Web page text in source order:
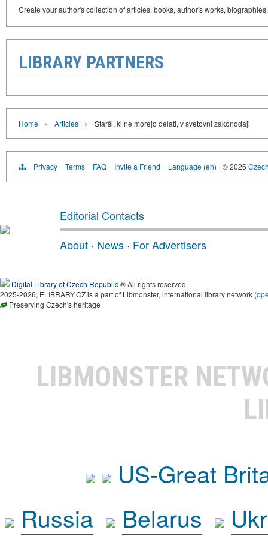
Create your author's collection of articles, books, author's works,
LIBRARY PARTNERS
Home › Articles › Starši, ki ne morejo delati, v svetovni zakonodaji
Privacy Terms FAQ Invite a Friend Language (en) © 2026
Editorial Contacts
About · News · For Advertisers
Digital Library of Czech Republic® All rights reserved.
2025-2026, ELIBRARY.CZ is a part of Libmonster, international library network (
Preserving Czech's heritage
LIBMONSTER
US-Great
Russia
Belarus